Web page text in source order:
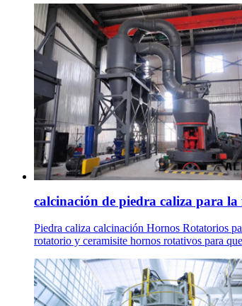
calcinación de piedra caliza para la
Piedra caliza calcinación Hornos Rotatorios
rotatorio y ceramisite hornos rotativos para